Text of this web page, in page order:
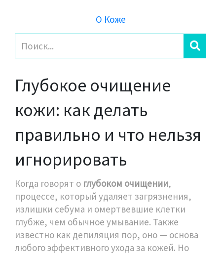
О Коже
Глубокое очищение
кожи: как делать
правильно и что нельзя
игнорировать
Когда говорят о глубоком очищении,
процессе, который удаляет загрязнения,
излишки себума и омертвевшие клетки
глубже, чем обычное умывание. Также
известно как депиляция пор, оно — основа
любого эффективного ухода за кожей. Но